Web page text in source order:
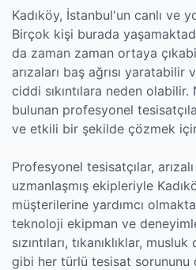
Kadıköy, İstanbul'un canlı ve
Birçok kişi burada
da zaman zaman ortaya
arızaları baş ağrısı yaratabilir
ciddi sıkıntılara neden
bulunan profesyonel
ve etkili bir şekilde çözmek
Profesyonel tesisatçılar,
uzmanlaşmış ekipleriyle
müşterilerine yardımcı
teknoloji ekipman ve
sızıntıları, tıkanıklıklar,
gibi her türlü tesisat sorununu